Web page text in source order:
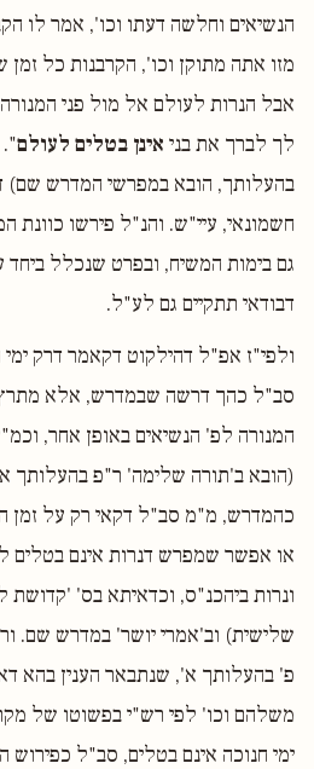
הנשיאים וחלשה דעתו וכו', אמר לו
מזו אתה מתוקן וכו', הקרבנות כל זמן
אבל הנרות לעולם אל מול פני
לך לברך את בני אינן בטלים לעולם
בהעלותך, הובא במפרשי המדרש שם)
חשמונאי, עיי"ש. והנ"ל פירשו
גם בימות המשיח, ובפרט שנכלל
דבודאי תתקיים גם לע"ל.
ולפי"ז אפ"ל דהילקוט דקאמר דרק
סב"ל כהך דרשה שבמדרש, אלא
המנורה לפ' הנשיאים באופן אחר,
(הובא ב'תורה שלימה' ר"פ בהעלותך
כהמדרש, מ"מ סב"ל דקאי רק על זמן
או אפשר שמפרש דנרות אינם בטלים
ונרות ביהכנ"ס, וכדאיתא בס' 'קדושת
שלישית) וב'אמרי יושר' במדרש שם.
פ' בהעלותך א', שנתבאר הענין בהא
משלהם וכו' לפי רש"י בפשוטו של
ימי חנוכה אינם בטלים, סב"ל כפירוש